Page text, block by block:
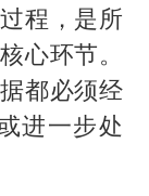
程，是所
心环节。
都必须经
进一步处